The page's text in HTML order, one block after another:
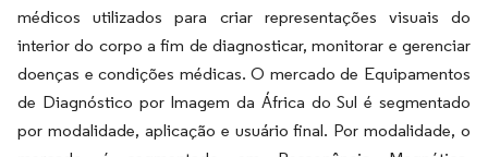
médicos utilizados para criar representações visuais do
interior do corpo a fim de diagnosticar, monitorar e gerenciar
doenças e condições médicas. O mercado de Equipamentos
de Diagnóstico por Imagem da África do Sul é segmentado
por modalidade, aplicação e usuário final. Por modalidade, o